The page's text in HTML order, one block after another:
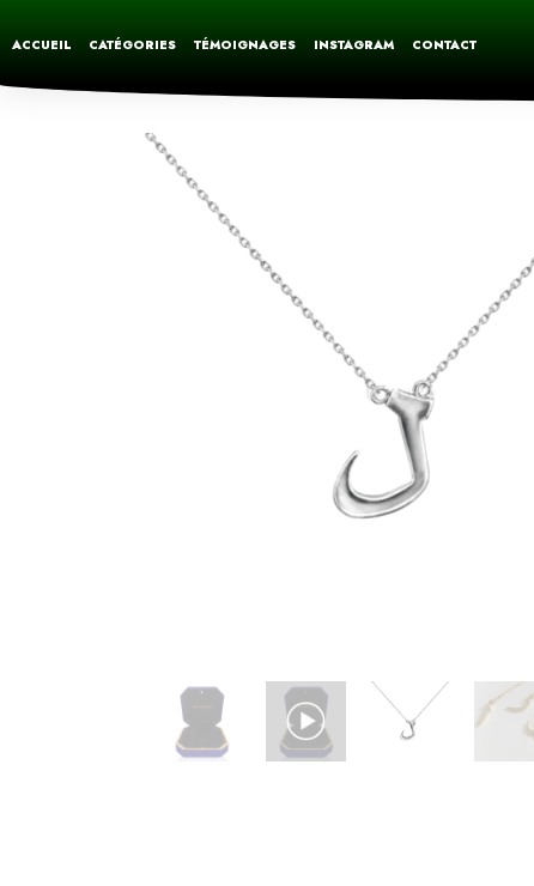
ACCUEIL CATÉGORIES TÉMOIGNAGES INSTAGRAM CONTACT